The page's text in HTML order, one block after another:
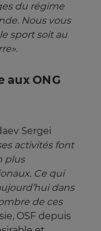
du régime
Nous vous
sport soit au
aux ONG
Sergei
activités font
plus
Ce qui
dans
de ces
OSF depuis